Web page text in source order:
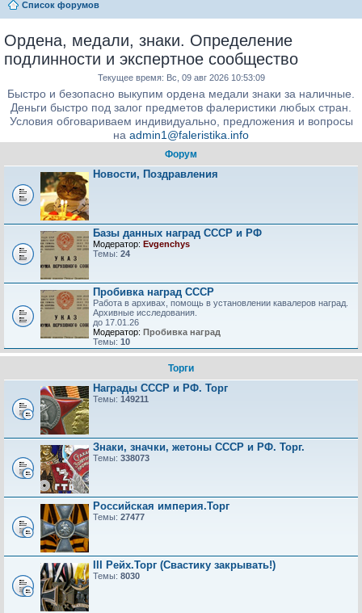
Список форумов
Ордена, медали, знаки. Определение
подлинности и экспертное сообщество
Текущее время: Вс, 09 авг 2026 10:53:09
Быстро и безопасно выкупим ордена медали знаки за наличные.
Деньги быстро под залог предметов фалеристики любых стран.
Условия обговариваем индивидуально, предложения и вопросы
на admin1@faleristika.info
Форум
Новости, Поздравления
Базы данных наград СССР и РФ
Модератор: Evgenchys
Темы: 24
Пробивка наград СССР
Работа в архивах, помощь в установлении кавалеров наград.
Архивные исследования.
до 17.01.26
Модератор: Пробивка наград
Темы: 10
Торги
Награды СССР и РФ. Торг
Темы: 149211
Знаки, значки, жетоны СССР и РФ. Торг.
Темы: 338073
Российская империя.Торг
Темы: 27477
III Рейх.Торг (Свастику закрывать!)
Темы: 8030